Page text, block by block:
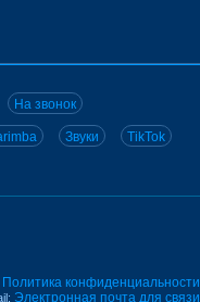
На звонок
Звуки TikTok
Политика конфиденциальности
Электронная почта для связи